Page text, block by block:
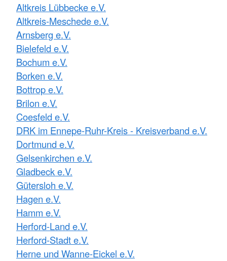
Altkreis Lübbecke e.V.
Altkreis-Meschede e.V.
Arnsberg e.V.
Bielefeld e.V.
Bochum e.V.
Borken e.V.
Bottrop e.V.
Brilon e.V.
Coesfeld e.V.
DRK im Ennepe-Ruhr-Kreis - Kreisverband e.V.
Dortmund e.V.
Gelsenkirchen e.V.
Gladbeck e.V.
Gütersloh e.V.
Hagen e.V.
Hamm e.V.
Herford-Land e.V.
Herford-Stadt e.V.
Herne und Wanne-Eickel e.V.